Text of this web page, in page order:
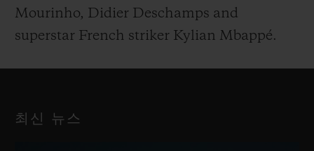
Mourinho, Didier Deschamps and
superstar French striker Kylian Mbappé.
최신 뉴스